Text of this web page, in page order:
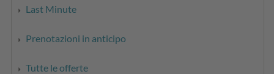
Last Minute
Prenotazioni in anticipo
Tutte le offerte